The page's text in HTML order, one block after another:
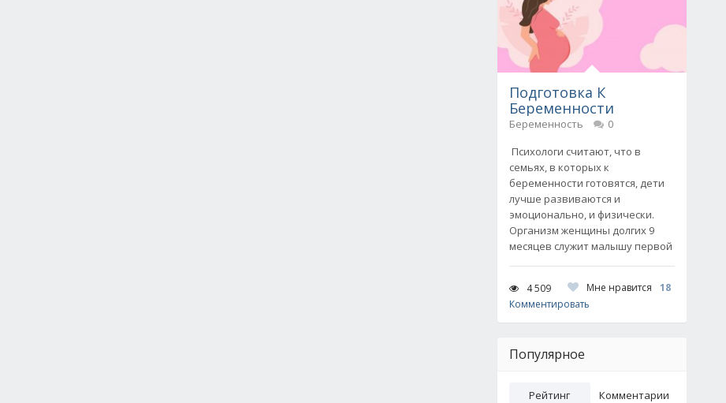
Подготовка К
Беременности
Беременность
0
Психологи считают, что в
семьях, в которых к
беременности готовятся, дети
лучше развиваются и
эмоционально, и физически.
Организм женщины долгих 9
месяцев служит малышу первой
4 509 Мне нравится
18
Комментировать
Популярное
Рейтинг Комментарии